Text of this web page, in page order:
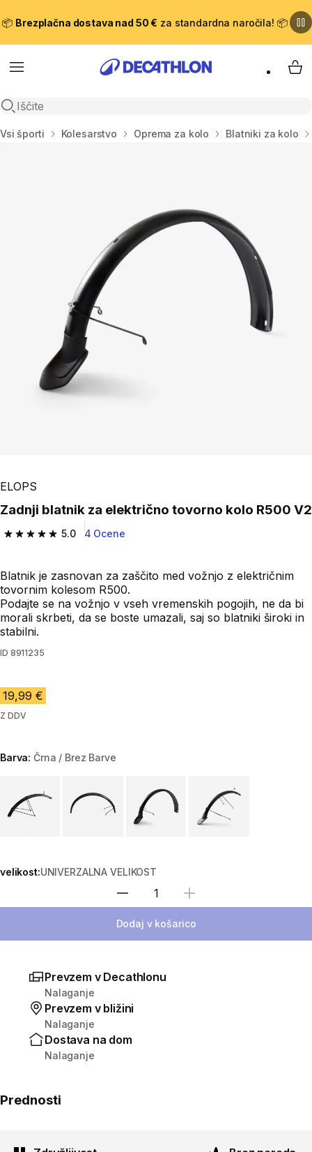
📦 Brezplačna dostava nad 50 € za standardna naročila! 📦
Meni
Odpri iskanje
Domov
Vsi športi Kolesarstvo Oprema za kolo Blatniki za kolo
ELOPS
Zadnji blatnik za električno tovorno kolo R500 V2
5.0
5.0 od 5 zvezdic from 4 ocene
4 Ocene
Blatnik je zasnovan za zaščito med vožnjo z električnim
tovornim kolesom R500.
Podajte se na vožnjo v vseh vremenskih pogojih, ne da bi
morali skrbeti, da se boste umazali, saj so blatniki široki in
stabilni.
ID 8911235
19,99 €
Z DDV
Barva:Črna / Brez Barve
velikost:UNIVERZALNA VELIKOST
Izberite količino
Dodaj v košarico
Prevzem v Decathlonu
Nalaganje
Prevzem v bližini
Nalaganje
Dostava na dom
Nalaganje
Prednosti